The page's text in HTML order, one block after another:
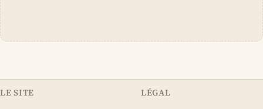
LE SITE LÉGAL